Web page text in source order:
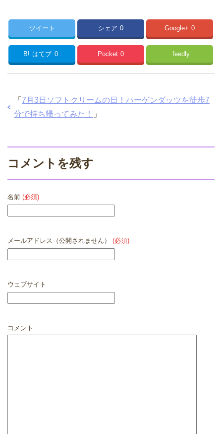
ツイート シェア 0 Google+ 0
B! はてブ 0 Pocket 0 feedly
「 7月3日ソフトクリームの日！ハーゲンダッツを徒歩7
分で持ち帰ってみた！
」
コメントを残す
名前 (必須)
メールアドレス（公開されません） (必須)
ウェブサイト
コメント